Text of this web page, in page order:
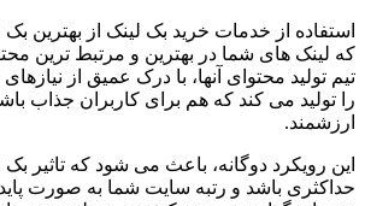
استفاده از خدمات خرید بک لینک از بهترین
که لینک های شما در بهترین و مرتبط ترین
تیم تولید محتوای آنها، با درک عمیق از
را تولید می کند که هم برای کاربران جذاب
ارزشمند.
این رویکرد دوگانه، باعث می شود که تاثیر
حداکثری باشد و رتبه سایت شما به صورت